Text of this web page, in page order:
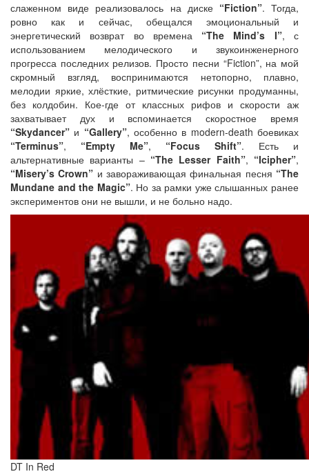
слаженном виде реализовалось на диске “Fiction”. Тогда,
ровно как и сейчас, обещался эмоциональный и
энергетический возврат во времена “The Mind’s I”, с
использованием мелодического и звукоинженерного
прогресса последних релизов. Просто песни “Fiction”, на мой
скромный взгляд, воспринимаются нетопорно, плавно,
мелодии яркие, хлёсткие, ритмические рисунки продуманны,
без колдобин. Кое-где от классных рифов и скорости аж
захватывает дух и вспоминается скоростное время
“Skydancer” и “Gallery”, особенно в modern-death боевиках
“Terminus”, “Empty Me”, “Focus Shift”. Есть и
альтернативные варианты – “The Lesser Faith”, “Icipher”,
“Misery’s Crown” и завораживающая финальная песня “The
Mundane and the Magic”. Но за рамки уже слышанных ранее
экспериментов они не вышли, и не больно надо.
DT In Red